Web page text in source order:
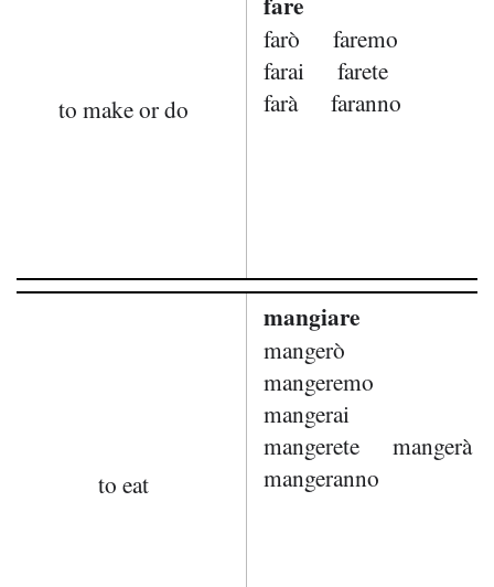
to make or do
farò
faremo
farai
farete
farà
faranno
to eat
mangiare
mangerò
mangeremo
mangerai
mangerete
mangerà
mangeranno